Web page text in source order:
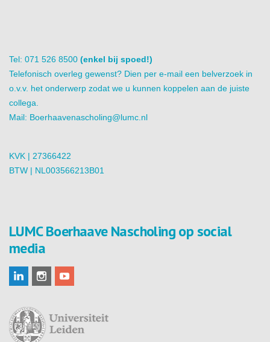
Tel: 071 526 8500 (enkel bij spoed!)
Telefonisch overleg gewenst? Dien per e-mail een belverzoek in
o.v.v. het onderwerp zodat we u kunnen koppelen aan de juiste
collega.
Mail: Boerhaavenascholing@lumc.nl
KVK | 27366422
BTW | NL003566213B01
LUMC Boerhaave Nascholing op social
media